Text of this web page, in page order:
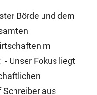
Börde und dem
Unser Fokus liegt
Schreiber aus